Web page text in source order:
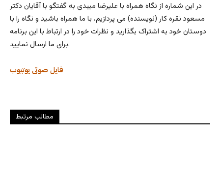
در این شماره از نگاه همراه با علیرضا میبدی به گفتگو با آقایان دکتر
مسعود نقره کار (نویسنده) می پردازیم، با ما همراه باشید و نگاه را با
دوستان خود به اشتراک بگذارید و نظرات خود را در ارتباط با این برنامه
برای ما ارسال نمایید.
یوتیوب فایل صوتی
مطالب مرتبط